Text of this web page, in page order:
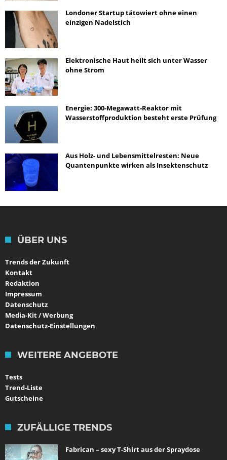
Londoner Startup tätowiert ohne einen
einzigen Nadelstich
Elektronische Haut heilt sich unter Wasser
ohne Strom
Energie: 300-Megawatt-Reaktor mit
Wasserstoffproduktion besteht erste Prüfung
Aus Holz- und Lebensmittelresten: Neue
Quantenpunkte wirken als Insektenschutz
ÜBER UNS
Trends der Zukunft
Kontakt
Redaktion
Impressum
Datenschutz
Media-Kit / Werbung
Datenschutz-Einstellungen
WEITERE ANGEBOTE
Tests
Trend-Liste
Gutscheine
ZUFÄLLIGE TRENDS
Fabrican – sexy T-Shirt aus der Spraydose